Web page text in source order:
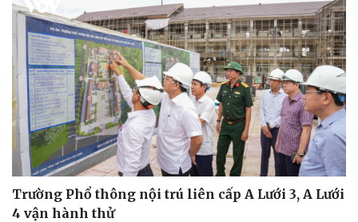
Trường Phổ thông nội trú liên cấp A Lưới 3, A Lưới
4 vận hành thử